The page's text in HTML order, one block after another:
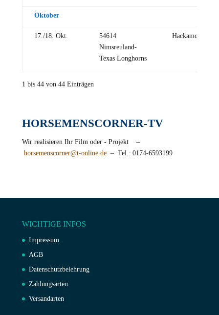
Oktober
17./18. Okt.
54614
Nimsreuland-
Texas Longhorns
Hackamore
1 bis 44 von 44 Einträgen
HORSEMENSCORNER-TV
Wir realisieren Ihr Film oder - Projekt –
horsemenscorner@t-online.de– Tel.: 0174-6593199
WICHTIGE INFOS
Impressum
AGB
Datenschutzbelehrung
Zahlungsarten
Versandarten